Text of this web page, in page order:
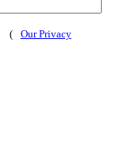
(
Our Privacy